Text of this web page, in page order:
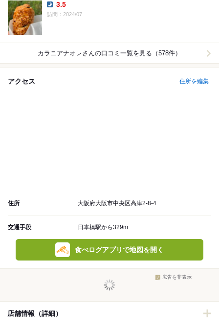
Dinner:
3.5
訪問：2024/07
カラニアナオレさんの口コミ一覧を見る（578件）
アクセス 住所を編集
住所 大阪府大阪市中央区高津2-8-4
交通手段 日本橋駅から329m
食べログアプリで地図を開く
広告を非表示
店舗情報（詳細）